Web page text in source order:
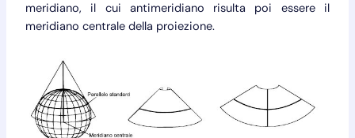
meridiano, il cui antimeridiano risulta poi essere il
meridiano centrale della proiezione.